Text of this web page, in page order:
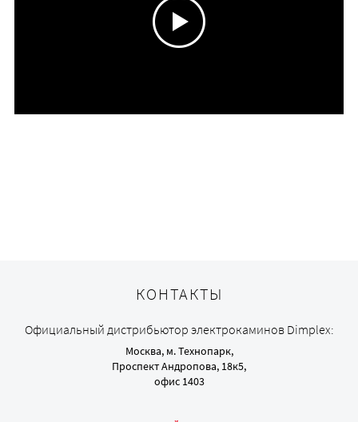
КОНТАКТЫ
Официальный дистрибьютор электрокаминов Dimplex:
Москва, м. Технопарк,
Проспект Андропова, 18к5,
офис 1403